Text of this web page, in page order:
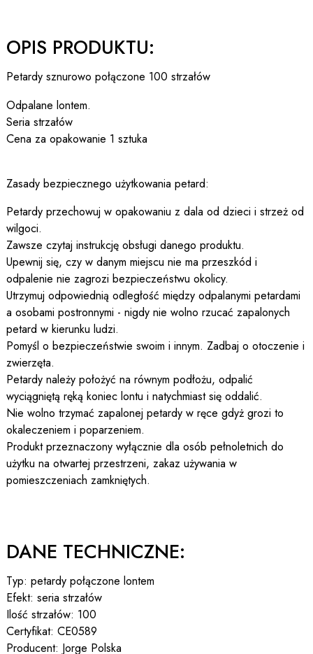
OPIS PRODUKTU:
Petardy sznurowo połączone 100 strzałów
Odpalane lontem.
Seria strzałów
Cena za opakowanie 1 sztuka
Zasady bezpiecznego użytkowania petard:
Petardy przechowuj w opakowaniu z dala od dzieci i strzeż od
wilgoci.
Zawsze czytaj instrukcję obsługi danego produktu.
Upewnij się, czy w danym miejscu nie ma przeszkód i
odpalenie nie zagrozi bezpieczeństwu okolicy.
Utrzymuj odpowiednią odległość między odpalanymi petardami
a osobami postronnymi - nigdy nie wolno rzucać zapalonych
petard w kierunku ludzi.
Pomyśl o bezpieczeństwie swoim i innym. Zadbaj o otoczenie i
zwierzęta.
Petardy należy położyć na równym podłożu, odpalić
wyciągniętą ręką koniec lontu i natychmiast się oddalić.
Nie wolno trzymać zapalonej petardy w ręce gdyż grozi to
okaleczeniem i poparzeniem.
Produkt przeznaczony wyłącznie dla osób pełnoletnich do
użytku na otwartej przestrzeni, zakaz używania w
pomieszczeniach zamkniętych.
DANE TECHNICZNE:
Typ: petardy połączone lontem
Efekt: seria strzałów
Ilość strzałów: 100
Certyfikat: CE0589
Producent: Jorge Polska